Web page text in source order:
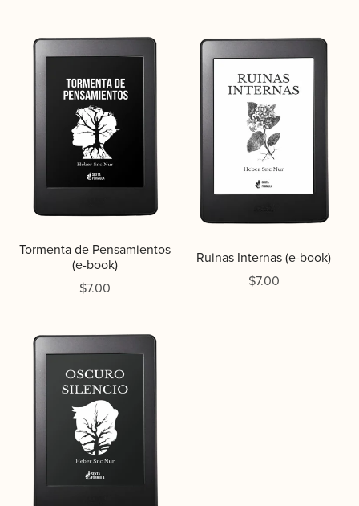
Tormenta de Pensamientos
(e-book)
$7.00
Ruinas Internas (e-book)
$7.00